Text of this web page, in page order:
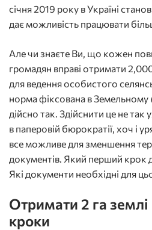
січня 2019 року в Україні
дає можливість працювати
Але чи знаєте Ви, що кожен
громадян вправі отримати
для ведення особистого
норма фіксована в Земельному
дійсно так. Здійснити це не
в паперовій бюрократії, хоч і
все можливе для зменшення
документів. Який перший крок
Які документи необхідні для
Отримати 2 га
кроки